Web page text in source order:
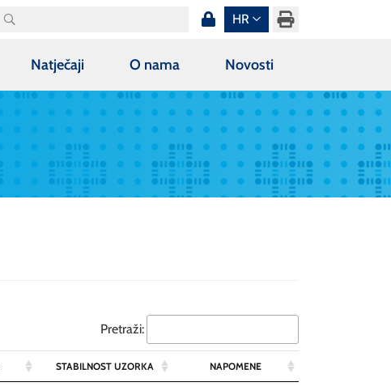
HR
Natječaji O nama Novosti
Pretraži:
STABILNOST UZORKA NAPOMENE